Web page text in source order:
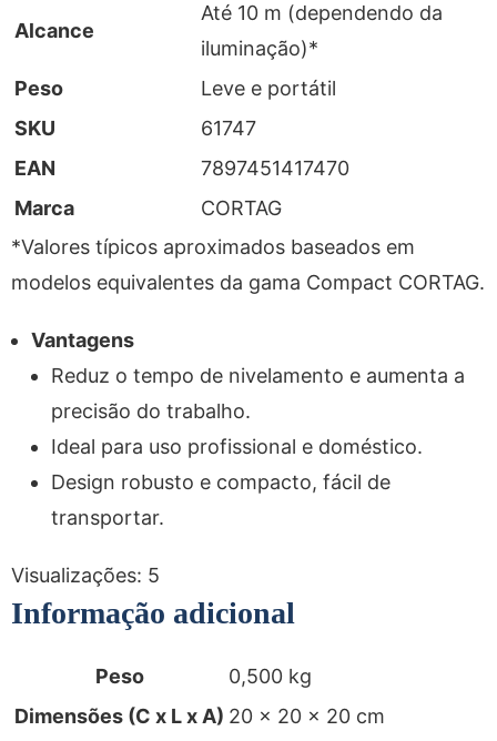
Alcance
Até 10 m (dependendo da
iluminação)*
Peso
Leve e portátil
SKU
61747
EAN
7897451417470
Marca
CORTAG
*Valores típicos aproximados baseados em
modelos equivalentes da gama Compact CORTAG.
Vantagens
Reduz o tempo de nivelamento e aumenta a
precisão do trabalho.
Ideal para uso profissional e doméstico.
Design robusto e compacto, fácil de
transportar.
Visualizações: 5
Informação adicional
Peso
0,500 kg
Dimensões (C x L x A) 20 × 20 × 20 cm